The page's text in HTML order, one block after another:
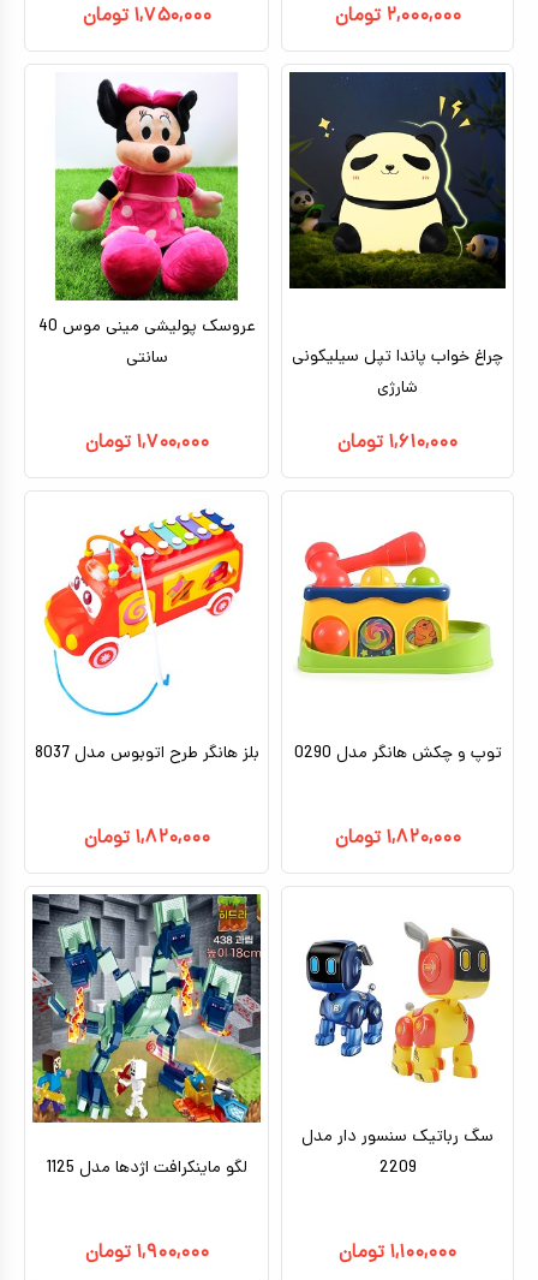
۲,۰۰۰,۰۰۰ تومان ۱,۷۵۰,۰۰۰ تومان
چراغ خواب پاندا تپل سیلیکونی
شارژی
۱,۶۱۰,۰۰۰ تومان
عروسک پولیشی مینی موس 40
سانتی
۱,۷۰۰,۰۰۰ تومان
توپ و چکش هانگر مدل 0290
۱,۸۲۰,۰۰۰ تومان
بلز هانگر طرح اتوبوس مدل 8037
۱,۸۲۰,۰۰۰ تومان
سگ رباتیک سنسور دار مدل
2209
۱,۱۰۰,۰۰۰ تومان
لگو ماینکرافت اژدها مدل 1125
۱,۹۰۰,۰۰۰ تومان